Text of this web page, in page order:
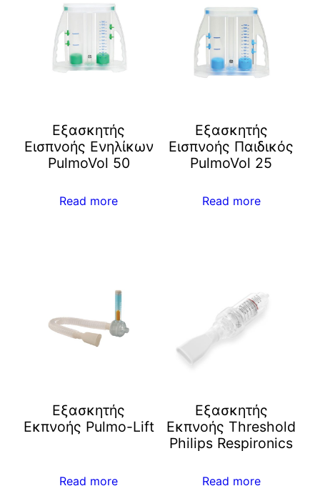
Εξασκητής
Εισπνοής Ενηλίκων
PulmoVol 50
Read more
Εξασκητής
Εισπνοής Παιδικός
PulmoVol 25
Read more
Εξασκητής
Εκπνοής Pulmo-Lift
Read more
Εξασκητής
Εκπνοής Threshold
Philips Respironics
Read more